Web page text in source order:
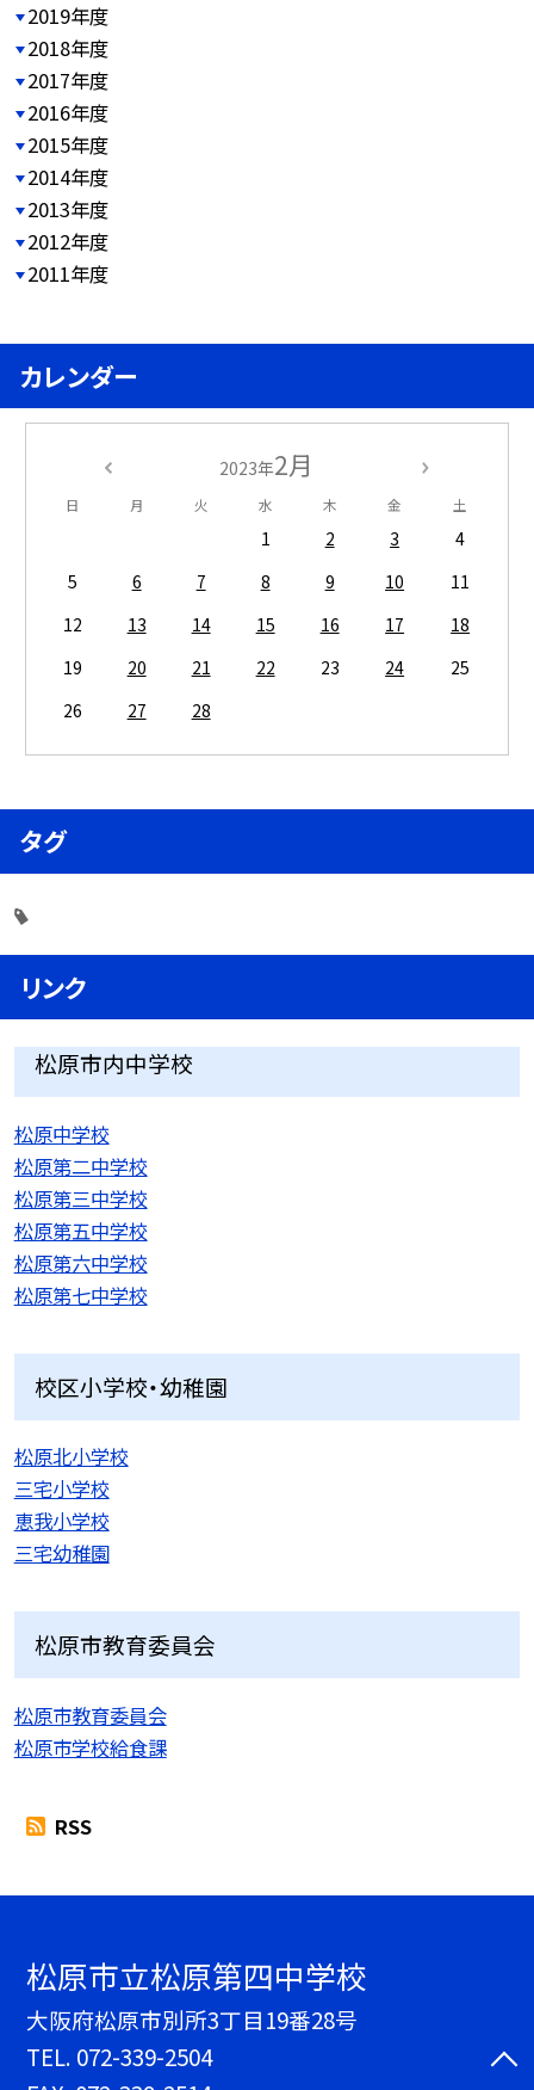
2019年度
2018年度
2017年度
2016年度
2015年度
2014年度
2013年度
2012年度
2011年度
カレンダー
2023年2月
日 月 火 水 木 金 土
1 2 3
4
5
6 7 8 9 10
11
12
13 14 15 16 17
18
19
20 21 22 23 24
25
26
27 28
タグ
リンク
松原市内中学校
松原中学校
松原第二中学校
松原第三中学校
松原第五中学校
松原第六中学校
松原第七中学校
校区小学校・幼稚園
松原北小学校
三宅小学校
恵我小学校
三宅幼稚園
松原市教育委員会
松原市教育委員会
松原市学校給食課
RSS
松原市立松原第四中学校
大阪府松原市別所3丁目19番28号
TEL. 072-339-2504